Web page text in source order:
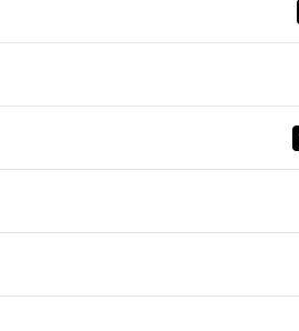
必读」来源。能完全解
，还是不如视频来的惊
其它（这些都比较复
够颠覆的领域。（前两
索是围绕某一主题的持
着，它很大程度上能够
准的数据，它会承认错
户。但，这里有可能
些概念的定义，
输出摘要，非常强
这是个很好的标本。
能力做一个同样的聊天